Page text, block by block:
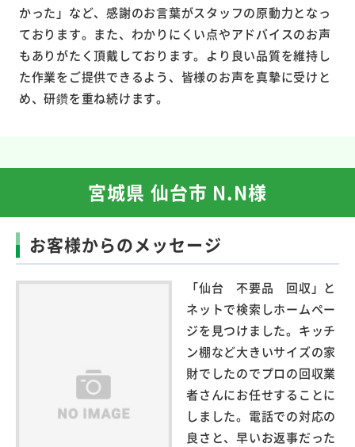
かった」など、感謝のお言葉がスタッフの原動力となっ
ております。また、わかりにくい点やアドバイスのお声
もありがたく頂戴しております。より良い品質を維持し
た作業をご提供できるよう、皆様のお声を真摯に受けと
め、研鑽を重ね続けます。
宮城県 仙台市 N.N様
お客様からのメッセージ
「仙台 不要品 回収」と
ネットで検索しホームペー
ジを見つけました。キッチ
ン棚など大きいサイズの家
財でしたのでプロの回収業
者さんにお任せすることに
しました。電話での対応の
良さと、早いお返事だった